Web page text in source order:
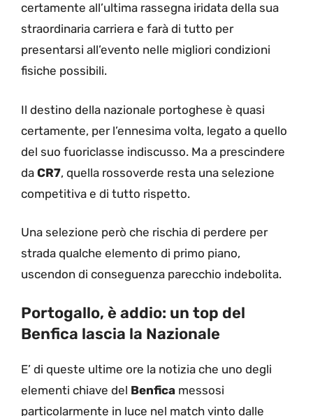
certamente all’ultima rassegna iridata della sua
straordinaria carriera e farà di tutto per
presentarsi all’evento nelle migliori condizioni
fisiche possibili.
Il destino della nazionale portoghese è quasi
certamente, per l’ennesima volta, legato a quello
del suo fuoriclasse indiscusso. Ma a prescindere
da CR7, quella rossoverde resta una selezione
competitiva e di tutto rispetto.
Una selezione però che rischia di perdere per
strada qualche elemento di primo piano,
uscendon di conseguenza parecchio indebolita.
Portogallo, è addio: un top del
Benfica lascia la Nazionale
E’ di queste ultime ore la notizia che uno degli
elementi chiave del Benfica messosi
particolarmente in luce nel match vinto dalle